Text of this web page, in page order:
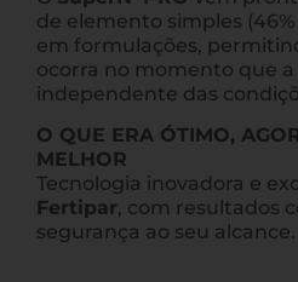
de elemento simples
em formulações,
ocorra no momento que
independente das
O QUE ERA ÓTIMO,
MELHOR
Tecnologia inovadora e
Fertipar, com resultados
segurança ao seu alcance.